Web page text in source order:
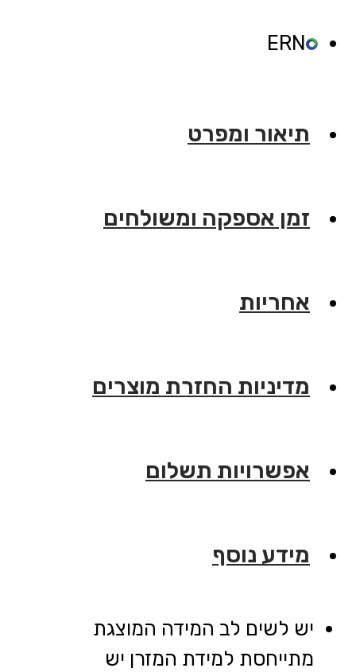
ERN
תיאור ומפרט
זמן אספקה ומשולחים
אחריות
מדיניות החזרת מוצרים
אפשרויות תשלום
מידע נוסף
יש לשים לב המידה המוצגת
מתייחסת למידת המזרן יש